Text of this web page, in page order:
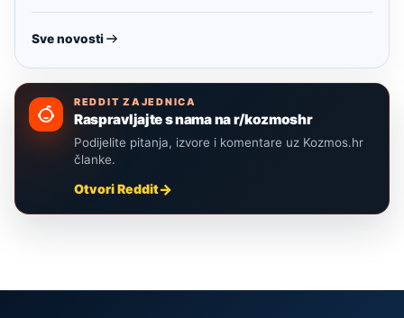
Sve novosti
REDDIT ZAJEDNICA
Raspravljajte s nama na r/kozmoshr
Podijelite pitanja, izvore i komentare uz Kozmos.hr
članke.
Otvori Reddit